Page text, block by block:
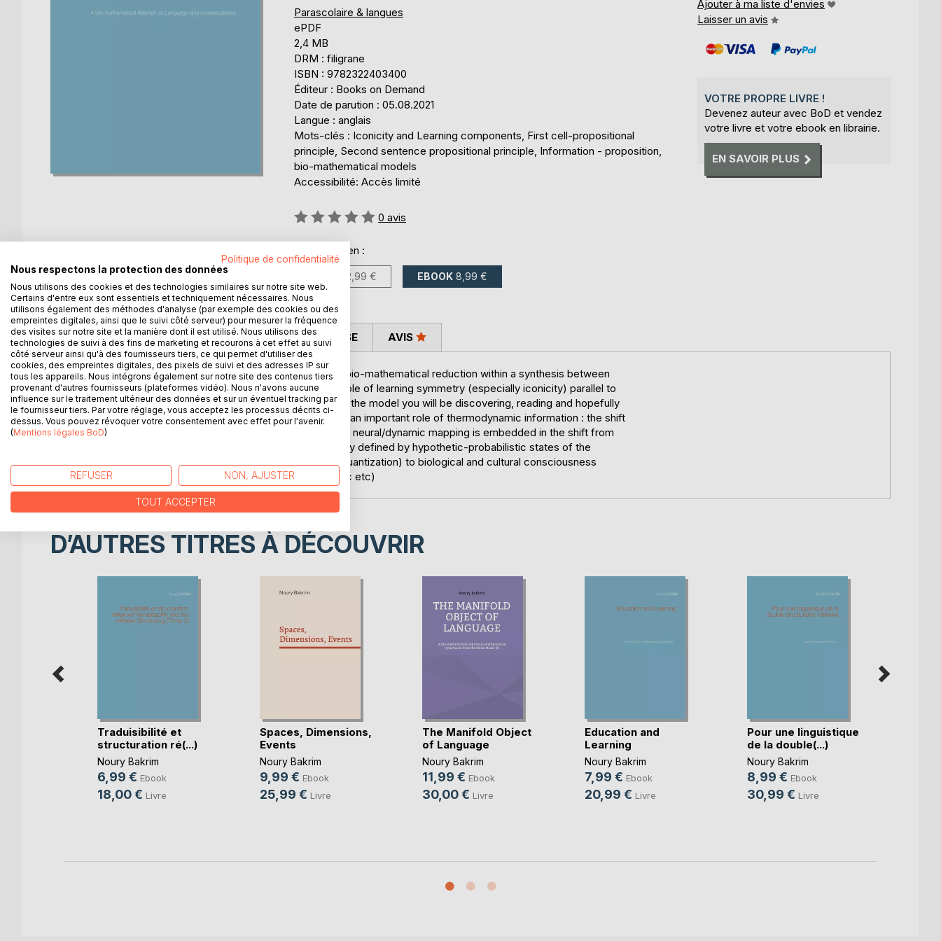
Parascolaire & langues
ePDF
2,4 MB
DRM : filigrane
ISBN : 9782322403400
Éditeur : Books on Demand
Date de parution : 05.08.2021
Langue : anglais
Mots-clés : Iconicity and Learning components, First cell-propositional
principle, Second sentence propositional principle, Information - proposition,
bio-mathematical models
Accessibilité: Accès limité
Évaluation:
0 avis
Disponible en :
22,99 € EBOOK 8,99 €
Ajouter à ma liste d'envies
Laisser un avis
VOTRE PROPRE LIVRE !
Devenez auteur avec BoD et vendez
votre livre et votre ebook en librairie.
EN SAVOIR PLUS
DESCRIPTION
In addition of proposing a model of language based on a bio-mathematical reduction within a synthesis between
deduction, induction it suggests a much more important role of learning symmetry (especially iconicity) parallel to
Universal Grammar. Without any theoretical megalomania, the model you will be discovering, reading and hopefully
discussing hypothesizes two propositional principles with an important role of thermodynamic information : the shift
from the bio-semiotic to the semiotic order along with the neural/dynamic mapping is embedded in the shift from
thermodynamic laws without proposition (methodologically defined by hypothetic-probabilistic states of the
''internal observer'', Boltzmann-Bernoulli proposals and quantization) to biological and cultural consciousness
(selection, combination, self-reference and symmetry etc etc)
AUTEUR(S) CRITIQUES PRESSE AVIS
D’AUTRES TITRES À DÉCOUVRIR
Traduisibilité et
structuration ré(...)
Noury Bakrim
6,99 € Ebook
18,00 € Livre
Spaces, Dimensions,
Events
Noury Bakrim
9,99 € Ebook
25,99 € Livre
The Manifold Object
of Language
Noury Bakrim
11,99 € Ebook
30,00 € Livre
Education and
Learning
Noury Bakrim
7,99 € Ebook
20,99 € Livre
Pour une linguistique
de la double(...)
Noury Bakrim
8,99 € Ebook
30,99 € Livre
Politique de confidentialité
Nous respectons la protection des données
Nous utilisons des cookies et des technologies similaires sur notre site web.
Certains d'entre eux sont essentiels et techniquement nécessaires. Nous
utilisons également des méthodes d'analyse (par exemple des cookies ou des
empreintes digitales, ainsi que le suivi côté serveur) pour mesurer la fréquence
des visites sur notre site et la manière dont il est utilisé. Nous utilisons des
technologies de suivi à des fins de marketing et recourons à cet effet au suivi
côté serveur ainsi qu'à des fournisseurs tiers, ce qui permet d'utiliser des
cookies, des empreintes digitales, des pixels de suivi et des adresses IP sur
tous les appareils. Nous intégrons également sur notre site des contenus tiers
provenant d'autres fournisseurs (plateformes vidéo). Nous n'avons aucune
influence sur le traitement ultérieur des données et sur un éventuel tracking par
le fournisseur tiers. Par votre réglage, vous acceptez les processus décrits ci-
dessus. Vous pouvez révoquer votre consentement avec effet pour l'avenir.
(Mentions légales BoD)
REFUSER NON, AJUSTER
TOUT ACCEPTER